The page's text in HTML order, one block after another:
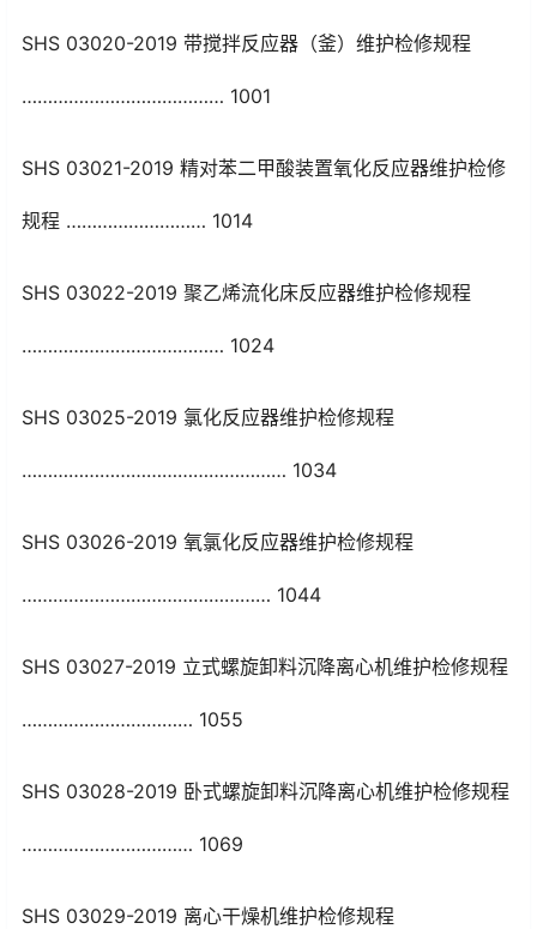
SHS 03020-2019 带搅拌反应器（釜）维护检修规程
………………………………… 1001
SHS 03021-2019 精对苯二甲酸装置氧化反应器维护检修
规程 ……………………… 1014
SHS 03022-2019 聚乙烯流化床反应器维护检修规程
………………………………… 1024
SHS 03025-2019 氯化反应器维护检修规程
…………………………………………… 1034
SHS 03026-2019 氧氯化反应器维护检修规程
………………………………………… 1044
SHS 03027-2019 立式螺旋卸料沉降离心机维护检修规程
…………………………… 1055
SHS 03028-2019 卧式螺旋卸料沉降离心机维护检修规程
…………………………… 1069
SHS 03029-2019 离心干燥机维护检修规程